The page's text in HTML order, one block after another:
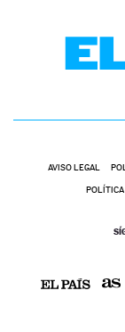
AVISO LEGAL
POLÍTICA